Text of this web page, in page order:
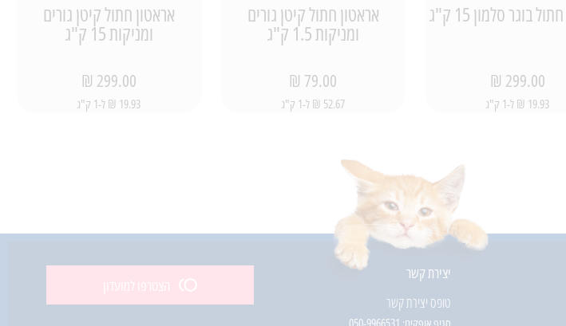
בוגר סלמון 15 ק"ג
299.00 ₪
19.93 ₪ ל-1 ק"ג
אראטון חתול קיטן גורים
ומניקות 1.5 ק"ג
79.00 ₪
52.67 ₪ ל-1 ק"ג
אראטון חתול קיטן גורים
ומניקות 15 ק"ג
299.00 ₪
19.93 ₪ ל-1 ק"ג
יצירת קשר
טופס יצירת קשר
הצטרפו למועדון